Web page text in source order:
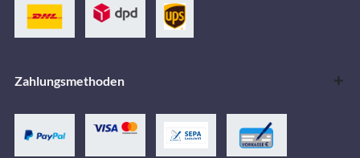
Zahlungsmethoden